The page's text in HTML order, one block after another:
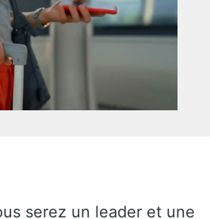
serez un leader et une